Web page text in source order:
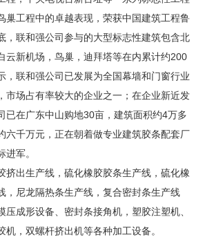
巢工程中的卓越表现，荣获中国建筑工程鲁
，联和强公司参与的大型标志性建筑包含北
云新机场，鸟巢，迪拜塔等在内累计约200
，联和强公司已发展为全国幕墙和门窗行业
市场占有率较大的企业之一；在企业新近发
已在广东中山购地30亩，建筑面积约4万多
六千万元，正在朝着做专业建筑胶条配套厂
军。
出生产线，硫化橡胶胶条生产线，硫化橡
，尼龙隔热条生产线，复合密封条生产线
压成形设备、密封条接角机，塑胶注塑机、
机，双螺杆挤出机等各种加工设备。